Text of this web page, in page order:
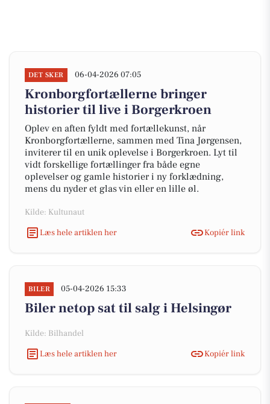
DET SKER 06-04-2026 07:05
Kronborgfortællerne bringer
historier til live i Borgerkroen
Oplev en aften fyldt med fortællekunst, når
Kronborgfortællerne, sammen med Tina Jørgensen,
inviterer til en unik oplevelse i Borgerkroen. Lyt til
vidt forskellige fortællinger fra både egne
oplevelser og gamle historier i ny forklædning,
mens du nyder et glas vin eller en lille øl.
Kilde: Kultunaut
Læs hele artiklen her
Kopiér link
BILER 05-04-2026 15:33
Biler netop sat til salg i Helsingør
Kilde: Bilhandel
Læs hele artiklen her
Kopiér link